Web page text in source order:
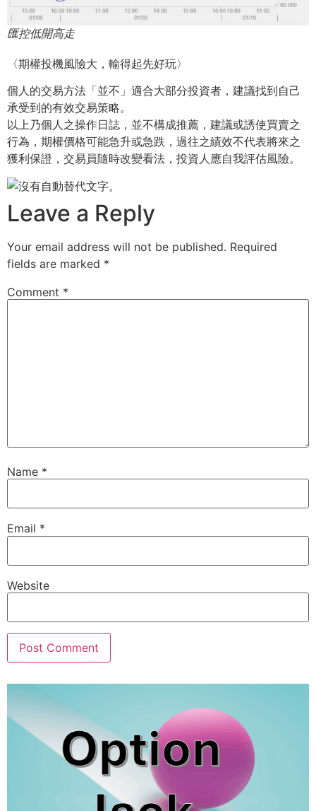
匯控低開高走
〈期權投機風險大，輸得起先好玩〉
個人的交易方法「並不」適合大部分投資者，建議找到自己
承受到的有效交易策略。
以上乃個人之操作日誌，並不構成推薦，建議或誘使買賣之
行為，期權價格可能急升或急跌，過往之績效不代表將來之
獲利保證，交易員隨時改變看法，投資人應自我評估風險。
Leave a Reply
Your email address will not be published. Required
fields are marked *
Comment *
Name *
Email *
Website